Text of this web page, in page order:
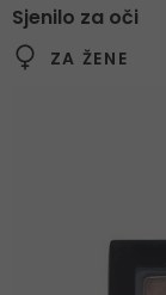
Sjenilo za oči
ZA ŽENE